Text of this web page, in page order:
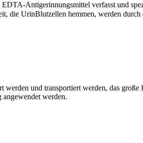
Antigerinnungsmittel verfasst und
die UrinBlutzellen hemmen, werden durch
werden und transportiert werden, das große
werden.